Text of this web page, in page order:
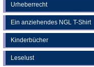
Urheberrecht
Ein anziehendes NGL T-Shirt
Kinderbücher
Leselust